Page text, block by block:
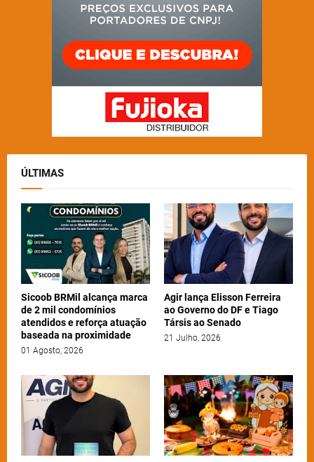
ÚLTIMAS
Sicoob BRMil alcança marca
de 2 mil condomínios
atendidos e reforça atuação
baseada na proximidade
01 Agosto, 2026
Agir lança Elisson Ferreira
ao Governo do DF e Tiago
Társis ao Senado
21 Julho, 2026